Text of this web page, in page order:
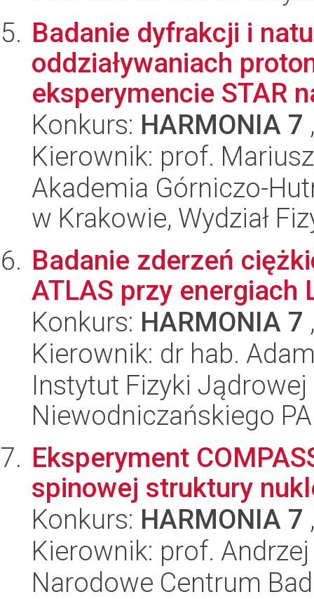
Badanie dyfrakcji i
oddziaływaniach
eksperymencie STAR
Konkurs: HARMONIA 7
Kierownik: prof.
Akademia Górniczo-
w Krakowie, Wydział
Badanie zderzeń
ATLAS przy energiach
Konkurs: HARMONIA 7
Kierownik: dr hab.
Instytut Fizyki
Niewodniczańskiego
Eksperyment
spinowej struktury
Konkurs: HARMONIA 7
Kierownik: prof.
Narodowe Centrum